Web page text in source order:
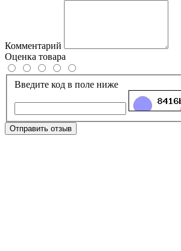
Комментарий
Оценка товара
Введите код в поле ниже
Отправить отзыв